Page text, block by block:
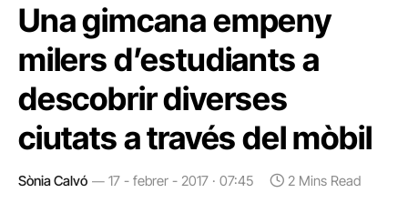
Una gimcana empeny
milers d’estudiants a
descobrir diverses
ciutats a través del mòbil
Sònia Calvó 17 - febrer - 2017 · 07:45 2 Mins Read